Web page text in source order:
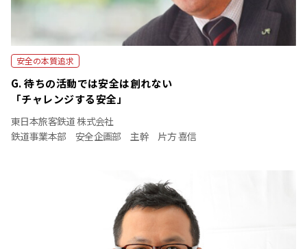
安全の本質追求
G. 待ちの活動では安全は創れない
「チャレンジする安全」
東⽇本旅客鉄道 株式会社
鉄道事業本部 安全企画部 主幹 片方 喜信